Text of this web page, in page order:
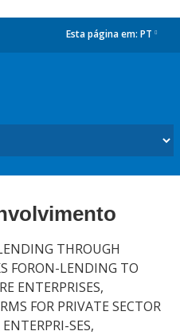
Esta página em: PT
THROUGH
FORON-LENDING TO
ENTERPRISES,
FOR PRIVATE SECTOR
SES,